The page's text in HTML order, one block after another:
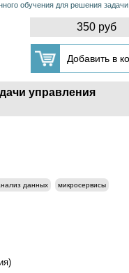
обучения для решения задачи
350 руб
управления
данных микросервисы